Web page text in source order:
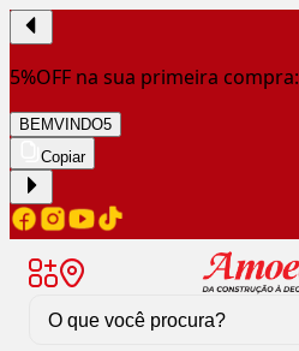
5%OFF na sua primeira compra:
BEMVINDO5
Copiar